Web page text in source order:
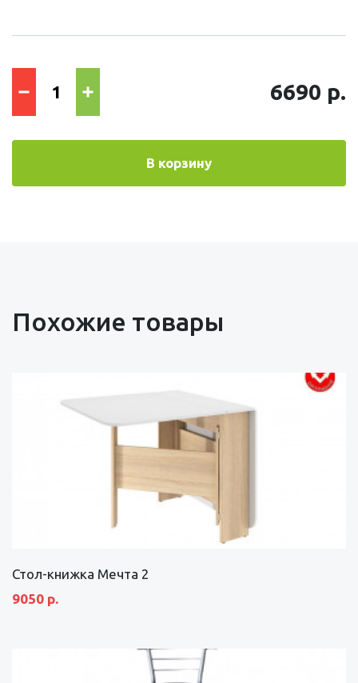
6690 р.
В корзину
Похожие товары
Стол-книжка Мечта 2
9050 р.